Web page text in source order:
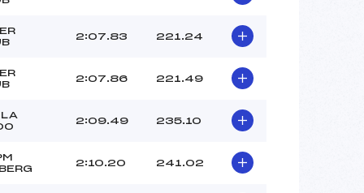
2:07.83 221.24
2:07.86 221.49
2:09.49 235.10
2:10.20 241.02